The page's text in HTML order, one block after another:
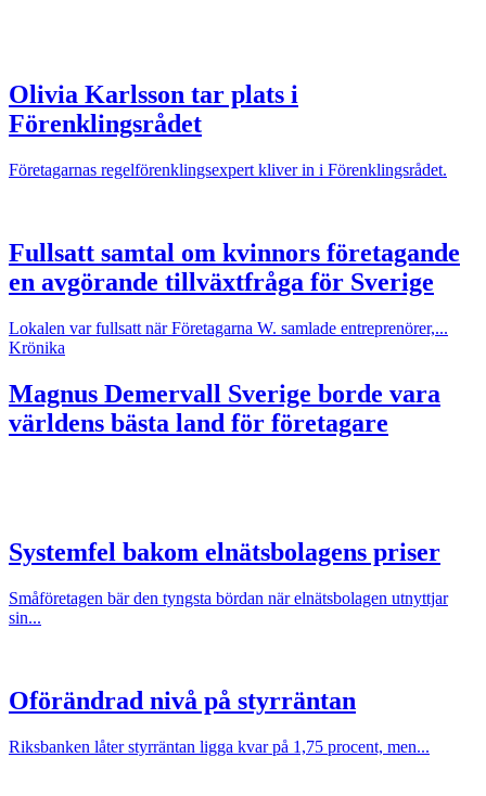
Olivia Karlsson tar plats i
Förenklingsrådet
Företagarnas regelförenklingsexpert kliver in i Förenklingsrådet.
Fullsatt samtal om kvinnors företagande
en avgörande tillväxtfråga för Sverige
Lokalen var fullsatt när Företagarna W. samlade entreprenörer,...
Krönika
Magnus Demervall Sverige borde vara
världens bästa land för företagare
Systemfel bakom elnätsbolagens priser
Småföretagen bär den tyngsta bördan när elnätsbolagen utnyttjar
sin...
Oförändrad nivå på styrräntan
Riksbanken låter styrräntan ligga kvar på 1,75 procent, men...